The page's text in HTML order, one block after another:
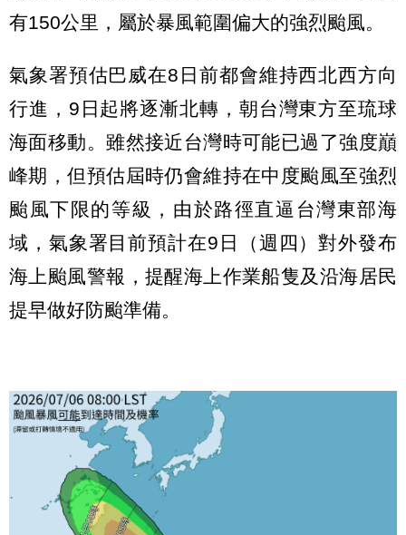
有150公里，屬於暴風範圍偏大的強烈颱風。
氣象署預估巴威在8日前都會維持西北西方向
行進，9日起將逐漸北轉，朝台灣東方至琉球
海面移動。雖然接近台灣時可能已過了強度巔
峰期，但預估屆時仍會維持在中度颱風至強烈
颱風下限的等級，由於路徑直逼台灣東部海
域，氣象署目前預計在9日（週四）對外發布
海上颱風警報，提醒海上作業船隻及沿海居民
提早做好防颱準備。